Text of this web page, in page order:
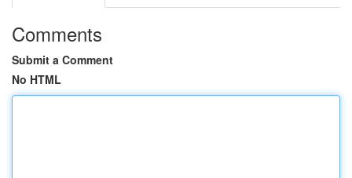
Comments
Submit a Comment
No HTML